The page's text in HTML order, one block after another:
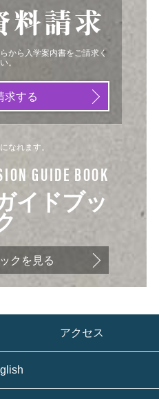
料請求
から入学案内書をご請求く
。
求する
なれます。
GUIDE BOOK
イドブッ
クを見る
アクセス